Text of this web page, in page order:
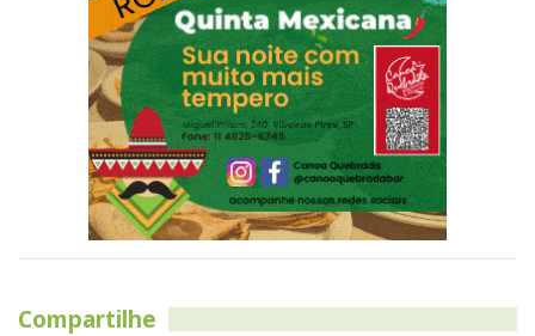
Compartilhe